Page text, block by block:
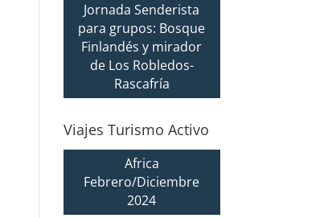
Jornada Senderista
para grupos: Bosque
Finlandés y mirador
de Los Robledos-
Rascafría
Viajes Turismo Activo
Africa
Febrero/Diciembre
2024